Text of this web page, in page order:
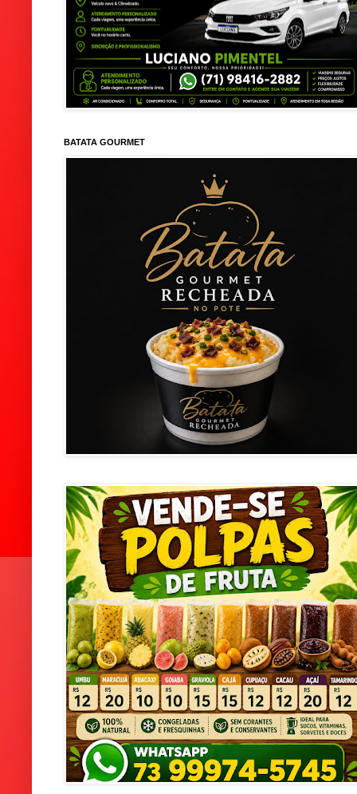
BATATA GOURMET